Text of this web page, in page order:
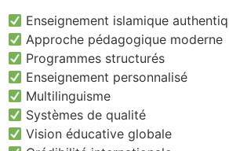
Enseignement islamique
Approche pédagogique moderne
Programmes structurés
Enseignement personnalisé
Multilinguisme
Systèmes de qualité
Vision éducative globale